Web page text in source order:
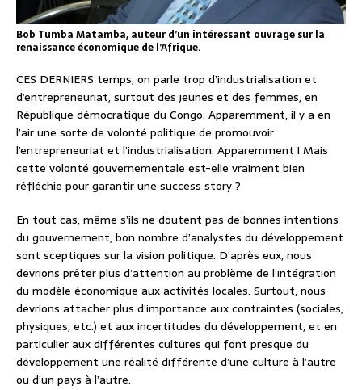
Bob Tumba Matamba, auteur d’un intéressant ouvrage sur la
renaissance économique de l’Afrique.
CES DERNIERS temps, on parle trop d’industrialisation et
d’entrepreneuriat, surtout des jeunes et des femmes, en
République démocratique du Congo. Apparemment, il y a en
l’air une sorte de volonté politique de promouvoir
l’entrepreneuriat et l’industrialisation. Apparemment ! Mais
cette volonté gouvernementale est-elle vraiment bien
réfléchie pour garantir une success story ?
En tout cas, même s’ils ne doutent pas de bonnes intentions
du gouvernement, bon nombre d’analystes du développement
sont sceptiques sur la vision politique. D’après eux, nous
devrions prêter plus d’attention au problème de l’intégration
du modèle économique aux activités locales. Surtout, nous
devrions attacher plus d’importance aux contraintes (sociales,
physiques, etc.) et aux incertitudes du développement, et en
particulier aux différentes cultures qui font presque du
développement une réalité différente d’une culture à l’autre
ou d’un pays à l’autre.